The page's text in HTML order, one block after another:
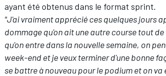
ayant été obtenus dans le format sprint.
"J'ai vraiment apprécié ces quelques jours
dommage qu'on ait une autre course tout
qu'on entre dans la nouvelle semaine, on
week-end et je veux terminer d'une bonne
se battre à nouveau pour le podium et on